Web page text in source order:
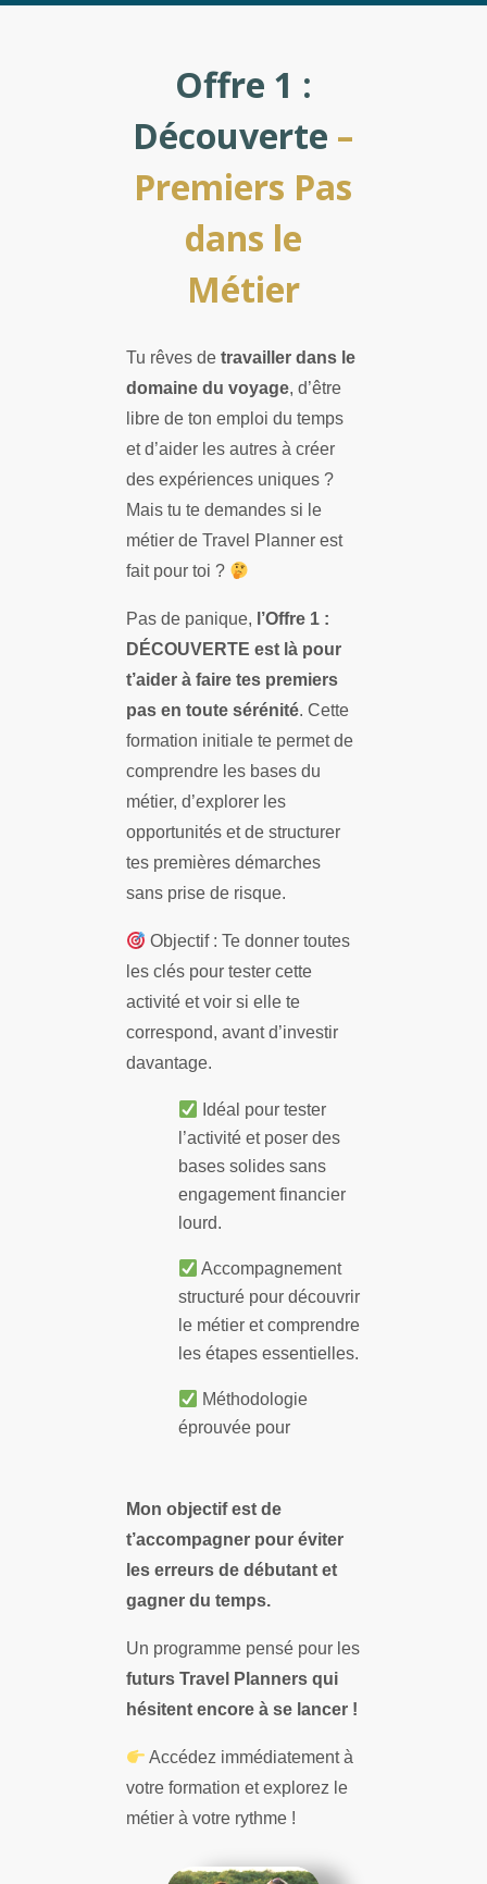
Offre 1 :
Découverte –
Premiers Pas
dans le
Métier
Tu rêves de travailler dans le
domaine du voyage, d’être
libre de ton emploi du temps
et d’aider les autres à créer
des expériences uniques ?
Mais tu te demandes si le
métier de Travel Planner est
fait pour toi ?
Pas de panique, l’Offre 1 :
DÉCOUVERTE est là pour
t’aider à faire tes premiers
pas en toute sérénité. Cette
formation initiale te permet de
comprendre les bases du
métier, d’explorer les
opportunités et de structurer
tes premières démarches
sans prise de risque.
Objectif : Te donner toutes
les clés pour tester cette
activité et voir si elle te
correspond, avant d’investir
davantage.
Idéal pour tester
l’activité et poser des
bases solides sans
engagement financier
lourd.
Accompagnement
structuré pour découvrir
le métier et comprendre
les étapes essentielles.
Méthodologie
éprouvée pour
Mon objectif est de
t’accompagner pour éviter
les erreurs de débutant et
gagner du temps.
Un programme pensé pour les
futurs Travel Planners qui
hésitent encore à se lancer !
Accédez immédiatement à
votre formation et explorez le
métier à votre rythme !